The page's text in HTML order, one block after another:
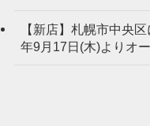
【新店】札幌市中央
年9月17日(木)よりオー